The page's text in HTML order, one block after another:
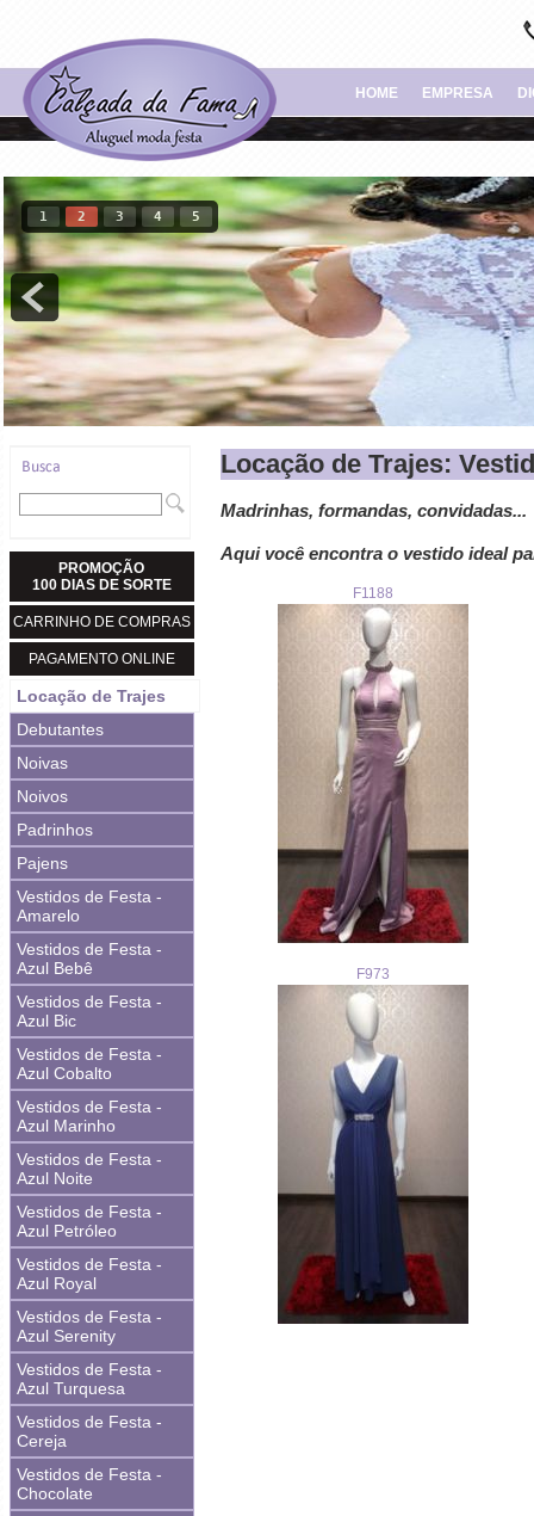
HOME EMPRESA
1 2 3 4 5
PROMOÇÃO
100 DIAS DE SORTE
CARRINHO DE COMPRAS
PAGAMENTO ONLINE
Locação de Trajes
Debutantes
Noivas
Noivos
Padrinhos
Pajens
Vestidos de Festa -
Amarelo
Vestidos de Festa -
Azul Bebê
Vestidos de Festa -
Azul Bic
Vestidos de Festa -
Azul Cobalto
Vestidos de Festa -
Azul Marinho
Vestidos de Festa -
Azul Noite
Vestidos de Festa -
Azul Petróleo
Vestidos de Festa -
Azul Royal
Vestidos de Festa -
Azul Serenity
Vestidos de Festa -
Azul Turquesa
Vestidos de Festa -
Cereja
Vestidos de Festa -
Chocolate
Locação de Trajes:
Madrinhas, formandas, convidadas...
Aqui você encontra o vestido ideal
F1188
F973